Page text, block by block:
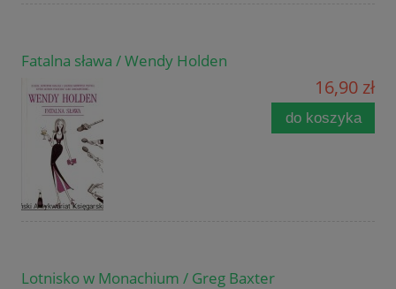
Fatalna sława / Wendy Holden
16,90 zł
do koszyka
Lotnisko w Monachium / Greg Baxter